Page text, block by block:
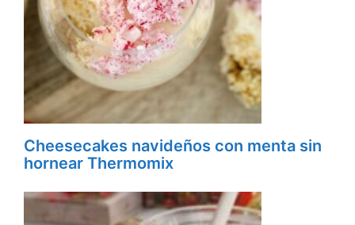
Cheesecakes navideños con menta sin
hornear Thermomix